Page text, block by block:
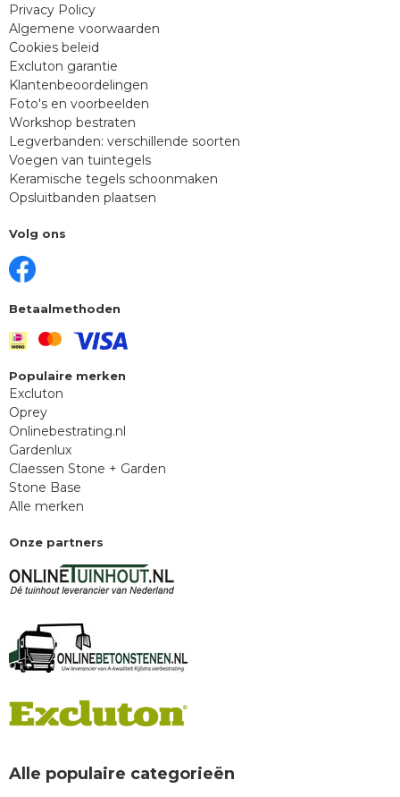
Privacy Policy
Algemene voorwaarden
Cookies beleid
Excluton garantie
Klantenbeoordelingen
Foto's en voorbeelden
Workshop bestraten
Legverbanden: verschillende soorten
Voegen van tuintegels
Keramische tegels schoonmaken
Opsluitbanden plaatsen
Volg ons
Betaalmethoden
Populaire merken
Excluton
Oprey
Onlinebestrating.nl
Gardenlux
Claessen Stone + Garden
Stone Base
Alle merken
Onze partners
Alle populaire categorieën